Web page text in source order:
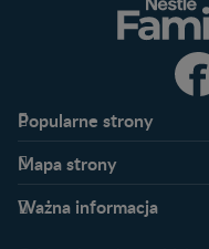
Popularne strony​
Kontakt
FAQ
Mapa strony​
Plamienie implantacyjne –
Ważna informacja